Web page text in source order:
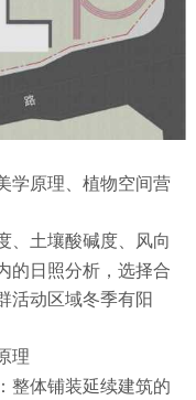
学原理、植物空间营
、土壤酸碱度、风向
的日照分析，选择合
活动区域冬季有阳
理
整体铺装延续建筑的